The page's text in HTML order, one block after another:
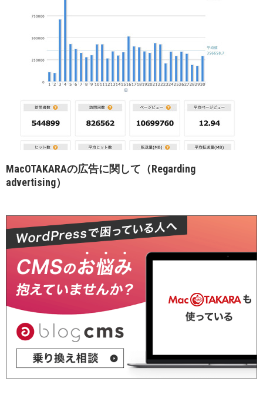
MacOTAKARAの広告に関して（Regarding
advertising）